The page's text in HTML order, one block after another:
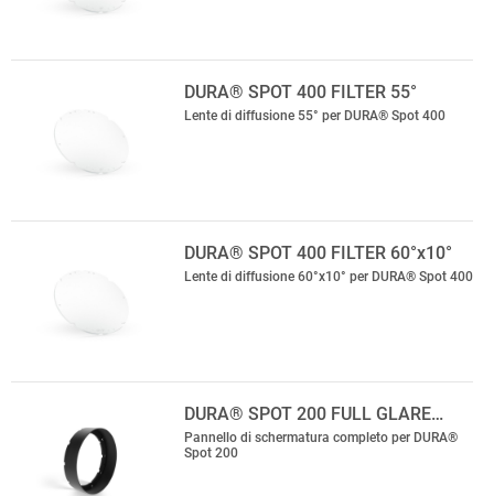
DURA® SPOT 400 FILTER 55°
Lente di diffusione 55° per DURA® Spot 400
DURA® SPOT 400 FILTER 60°x10°
Lente di diffusione 60°x10° per DURA® Spot 400
DURA® SPOT 200 FULL GLARE…
Pannello di schermatura completo per DURA®
Spot 200